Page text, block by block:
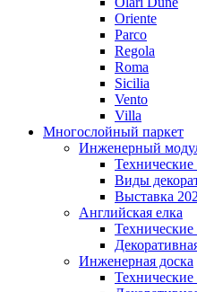
Oriente
Parco
Regola
Roma
Sicilia
Vento
Villa
Многослойный паркет
Инженерный
Технические
Виды
Выставка
Английская елка
Технические
Инженерная доска
Технические